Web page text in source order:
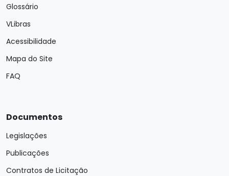
Glossário
VLibras
Acessibilidade
Mapa do Site
FAQ
Documentos
Legislações
Publicações
Contratos de Licitação